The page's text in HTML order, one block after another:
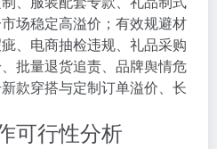
场稳定高溢价；有效规避材
、电商抽检违规、礼品采购
批量退货追责、品牌舆情危
款穿搭与定制订单溢价、长
可行性分析